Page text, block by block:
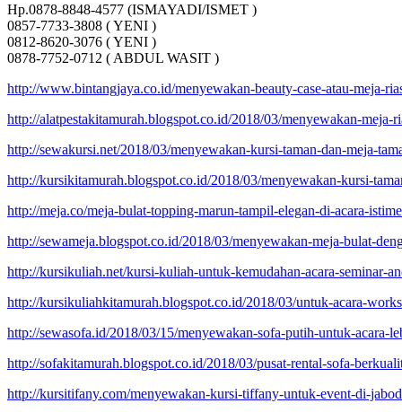
Hp.0878-8848-4577 (ISMAYADI/ISMET )
0857-7733-3808 ( YENI )
0812-8620-3076 ( YENI )
0878-7752-0712 ( ABDUL WASIT )
http://www.bintangjaya.co.id/menyewakan-beauty-case-atau-meja-
http://alatpestakitamurah.blogspot.co.id/2018/03/menyewakan-meja-
http://sewakursi.net/2018/03/menyewakan-kursi-taman-dan-meja-
http://kursikitamurah.blogspot.co.id/2018/03/menyewakan-kursi-
http://meja.co/meja-bulat-topping-marun-tampil-elegan-di-acara-
http://sewameja.blogspot.co.id/2018/03/menyewakan-meja-bulat-
http://kursikuliah.net/kursi-kuliah-untuk-kemudahan-acara-seminar-
http://kursikuliahkitamurah.blogspot.co.id/2018/03/untuk-acara-
http://sewasofa.id/2018/03/15/menyewakan-sofa-putih-untuk-acara-
http://sofakitamurah.blogspot.co.id/2018/03/pusat-rental-sofa-
http://kursitifany.com/menyewakan-kursi-tiffany-untuk-event-di-